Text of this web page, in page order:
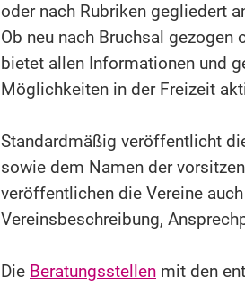
oder nach Rubriken gegliedert
Ob neu nach Bruchsal gezogen
bietet allen Informationen und
Möglichkeiten in der Freizeit
Standardmäßig veröffentlicht
sowie dem Namen der
veröffentlichen die Vereine
Vereinsbeschreibung,
Die Beratungsstellen mit den